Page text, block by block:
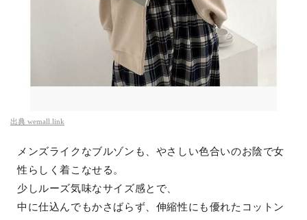
出典 wemall.link
メンズライクなブルゾンも、やさしい色合いのお陰で女
性らしく着こなせる。
少しルーズ気味なサイズ感とで、
中に仕込んでもかさばらず、伸縮性にも優れたコットン